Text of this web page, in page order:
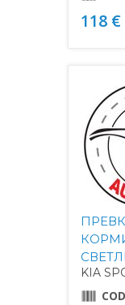
118
KIA